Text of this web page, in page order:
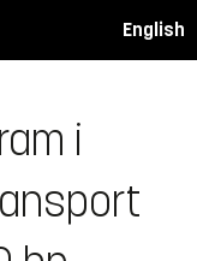
English
i